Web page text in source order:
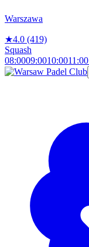
Warszawa
★4.0 (419)
Squash
08:0009:0010:0011:00